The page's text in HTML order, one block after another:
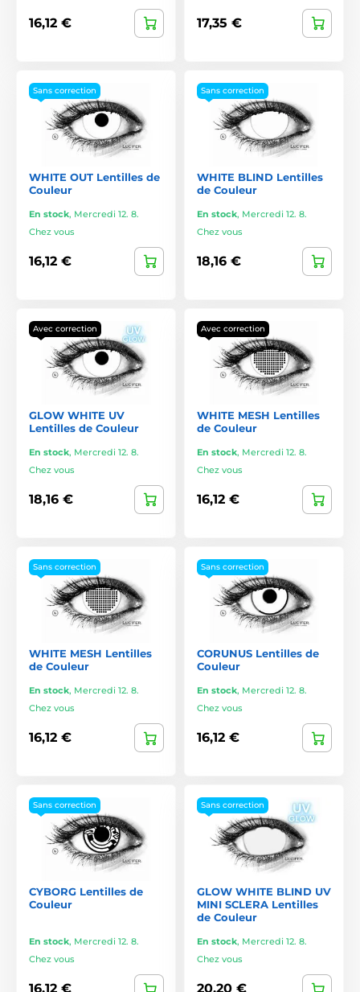
16,12 € 17,35 €
Sans correction
WHITE OUT Lentilles de
Couleur
En stock, Mercredi 12. 8.
Chez vous
16,12 €
Sans correction
WHITE BLIND Lentilles
de Couleur
En stock, Mercredi 12. 8.
Chez vous
18,16 €
Avec correction
GLOW WHITE UV
Lentilles de Couleur
En stock, Mercredi 12. 8.
Chez vous
18,16 €
Avec correction
WHITE MESH Lentilles
de Couleur
En stock, Mercredi 12. 8.
Chez vous
16,12 €
Sans correction
WHITE MESH Lentilles
de Couleur
En stock, Mercredi 12. 8.
Chez vous
16,12 €
Sans correction
CORUNUS Lentilles de
Couleur
En stock, Mercredi 12. 8.
Chez vous
16,12 €
Sans correction
CYBORG Lentilles de
Couleur
En stock, Mercredi 12. 8.
Chez vous
16,12 €
Sans correction
GLOW WHITE BLIND UV
MINI SCLERA Lentilles
de Couleur
En stock, Mercredi 12. 8.
Chez vous
20,20 €